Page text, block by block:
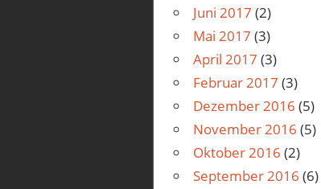
Juni 2017 (2)
Mai 2017 (3)
April 2017 (3)
Februar 2017 (3)
Dezember 2016 (5)
November 2016 (5)
Oktober 2016 (2)
September 2016 (6)